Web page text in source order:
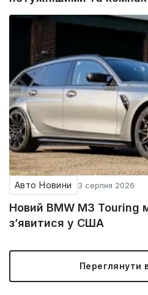
Авто Новини 3 серпня 2026
Новий BMW M3 Touring
з’явитися у США
Переглянути